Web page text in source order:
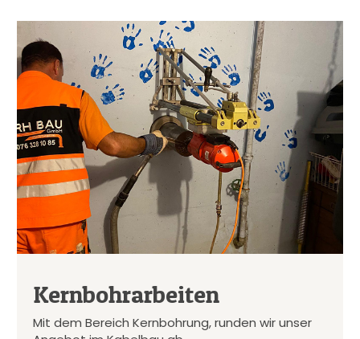
Kernbohrarbeiten
Mit dem Bereich Kernbohrung, runden wir unser